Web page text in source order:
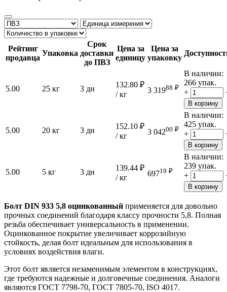
Рейтинг
продавца
Упаковка
Срок
доставки
до ПВЗ
Цена за
единицу
Цена за
упаковку
5.00 25 кг 3 дн 132.80 ₽
/ кг
3 31988 ₽
В наличии:
266 упак.
+
В корзину
5.00 20 кг 3 дн 152.10 ₽
/ кг
3 04200 ₽
В наличии:
425 упак.
+
В корзину
5.00 5 кг 3 дн 139.44 ₽
/ кг
69719 ₽
В наличии:
239 упак.
+
В корзину
Болт DIN 933 5,8 оцинкованный применяется для довольно
прочных соединений благодаря классу прочности 5,8. Полная
резьба обеспечивает универсальность в применении.
Оцинкованное покрытие увеличивает коррозийную
стойкость, делая болт идеальным для использования в
условиях воздействия влаги.
Этот болт является незаменимым элементом в конструкциях,
где требуются надежные и долговечные соединения. Аналоги
являются ГОСТ 7798-70, ГОСТ 7805-70, ISO 4017.